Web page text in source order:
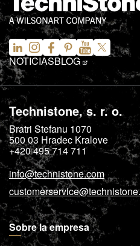
NOTICIASBLOG
Technistone, s. r. o.
Bratri Stefanu 1070
500 03 Hradec Kralove
+420 495 714 711
info@technistone.com
Sobre la empresa